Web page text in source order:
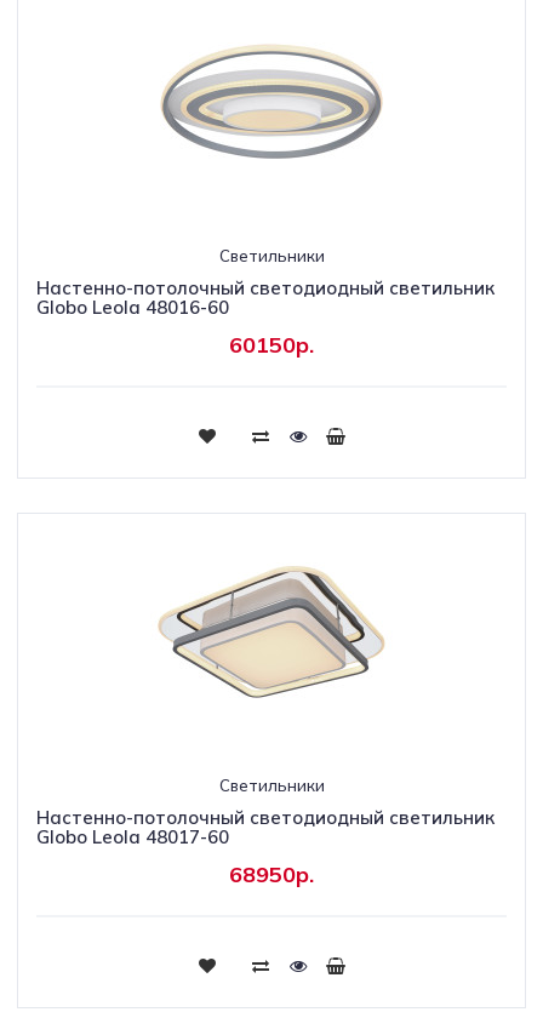
Светильники
Настенно-потолочный светодиодный светильник
Globo Leola 48016-60
60150р.
Светильники
Настенно-потолочный светодиодный светильник
Globo Leola 48017-60
68950р.